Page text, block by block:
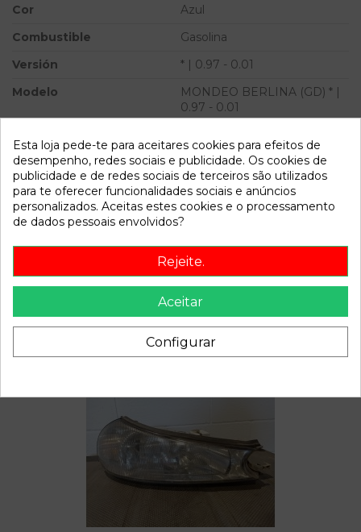
Cor
Azul
Combustible
Gasolina
Versión
* | 0.97 - 0.01
Modelo
MONDEO BERLINA (GD) * |
0.97 - 0.01
Referência 810500
Disponível a partir de: 2022-04-06
Descrição
Recambio de cerradura puerta trasera derecha para ford
mondeo berlina (gd) | 0.97 - 0.01 | 0.97 - 0.01 referencia
OEM IAM
Também poderá gostar
Esta loja pede-te para aceitares cookies para efeitos de
desempenho, redes sociais e publicidade. Os cookies de
publicidade e de redes sociais de terceiros são utilizados
para te oferecer funcionalidades sociais e anúncios
personalizados. Aceitas estes cookies e o processamento
de dados pessoais envolvidos?
Rejeite.
Aceitar
Configurar